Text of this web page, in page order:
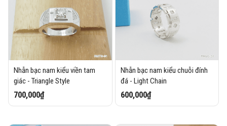
Nhẫn bạc nam kiểu viền tam
giác - Triangle Style
700,000₫
Nhẫn bạc nam kiểu chuỗi đính
đá - Light Chain
600,000₫